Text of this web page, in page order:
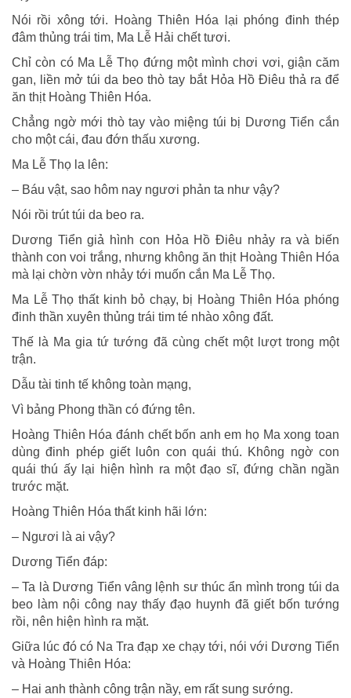
Nói rồi xông tới. Hoàng Thiên Hóa lại phóng đinh thép
đâm thủng trái tim, Ma Lễ Hải chết tươi.
Chỉ còn có Ma Lễ Thọ đứng một mình chơi vơi, giận căm
gan, liền mở túi da beo thò tay bắt Hỏa Hồ Ðiêu thả ra để
ăn thịt Hoàng Thiên Hóa.
Chẳng ngờ mới thò tay vào miệng túi bị Dương Tiển cắn
cho một cái, đau đớn thấu xương.
Ma Lễ Thọ la lên:
– Báu vật, sao hôm nay ngươi phản ta như vậy?
Nói rồi trút túi da beo ra.
Dương Tiển giả hình con Hỏa Hồ Ðiêu nhảy ra và biến
thành con voi trắng, nhưng không ăn thịt Hoàng Thiên Hóa
mà lại chờn vờn nhảy tới muốn cắn Ma Lễ Thọ.
Ma Lễ Thọ thất kinh bỏ chạy, bị Hoàng Thiên Hóa phóng
đinh thần xuyên thủng trái tim té nhào xông đất.
Thế là Ma gia tứ tướng đã cùng chết một lượt trong một
trận.
Dẫu tài tinh tế không toàn mạng,
Vì bảng Phong thần có đứng tên.
Hoàng Thiên Hóa đánh chết bốn anh em họ Ma xong toan
dùng đinh phép giết luôn con quái thú. Không ngờ con
quái thú ấy lại hiện hình ra một đạo sĩ, đứng chần ngần
trước mặt.
Hoàng Thiên Hóa thất kinh hãi lớn:
– Ngươi là ai vậy?
Dương Tiển đáp:
– Ta là Dương Tiển vâng lệnh sư thúc ẩn mình trong túi da
beo làm nội công nay thấy đạo huynh đã giết bốn tướng
rồi, nên hiện hình ra mặt.
Giữa lúc đó có Na Tra đạp xe chạy tới, nói với Dương Tiển
và Hoàng Thiên Hóa:
– Hai anh thành công trận nầy, em rất sung sướng.